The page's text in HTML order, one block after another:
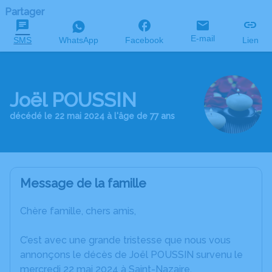
Partager
SMS WhatsApp Facebook E-mail Lien
Joël POUSSIN
décédé le 22 mai 2024 à l'âge de 77 ans
Message de la famille
Chère famille, chers amis,
C’est avec une grande tristesse que nous vous
annonçons le décès de Joël POUSSIN survenu le
mercredi 22 mai 2024 à Saint-Nazaire.